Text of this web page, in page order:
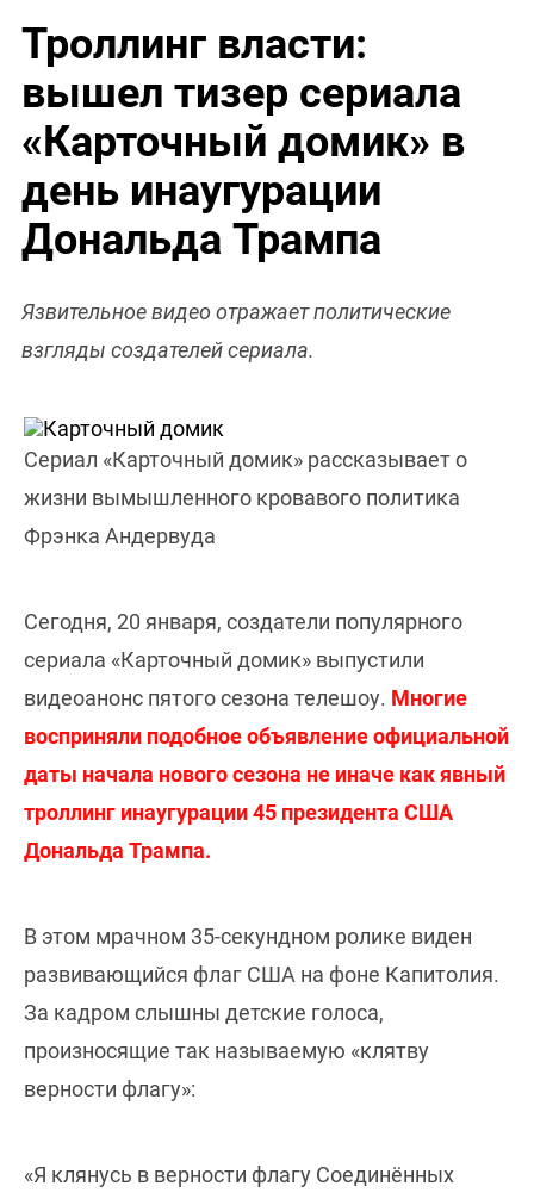
Троллинг власти:
вышел тизер сериала
«Карточный домик» в
день инаугурации
Дональда Трампа
Язвительное видео отражает политические
взгляды создателей сериала.
Сериал «Карточный домик» рассказывает о
жизни вымышленного кровавого политика
Фрэнка Андервуда
Сегодня, 20 января, создатели популярного
сериала «Карточный домик» выпустили
видеоанонс пятого сезона телешоу. Многие
восприняли подобное объявление официальной
даты начала нового сезона не иначе как явный
троллинг инаугурации 45 президента США
Дональда Трампа.
В этом мрачном 35-секундном ролике виден
развивающийся флаг США на фоне Капитолия.
За кадром слышны детские голоса,
произносящие так называемую «клятву
верности флагу»:
«Я клянусь в верности флагу Соединённых